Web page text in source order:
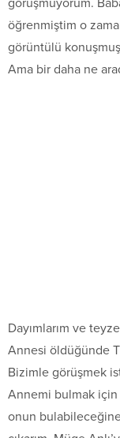
görüşmüyorum.
öğrenmiştim o
görüntülü
Ama bir daha ne
Dayımlarım ve
Annesi öldüğünde
Bizimle görüşmek
Annemi bulmak için
onun